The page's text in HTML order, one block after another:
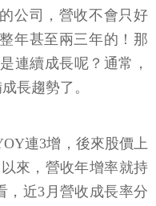
公司，營收不會只好
年甚至兩三年的！那
連續成長呢？通常，
長趨勢了。
連3增，後來股價上
來，營收年增率就持
，近3月營收成長率分